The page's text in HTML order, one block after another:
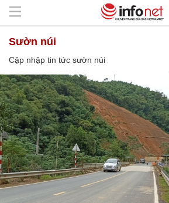
sườn núi
Cập nhập tin tức sườn núi